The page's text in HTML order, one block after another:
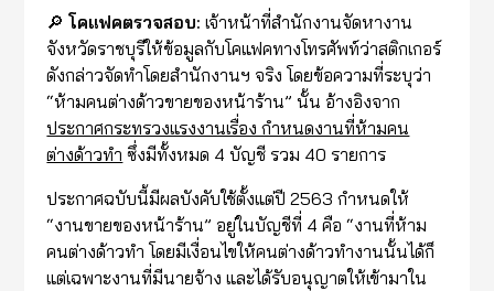
🔎โคแฟคตรวจสอบ: เจ้าหน้าที่สำนักงานจัดหางาน
จังหวัดราชบุรีให้ข้อมูลกับโคแฟคทางโทรศัพท์ว่าสติกเกอร์
ดังกล่าวจัดทำโดยสำนักงานฯ จริง โดยข้อความที่ระบุว่า
“ห้ามคนต่างด้าวขายของหน้าร้าน” นั้น อ้างอิงจาก
ประกาศกระทรวงแรงงานเรื่อง กำหนดงานที่ห้ามคน
ต่างด้าวทำ ซึ่งมีทั้งหมด 4 บัญชี รวม 40 รายการ
ประกาศฉบับนี้มีผลบังคับใช้ตั้งแต่ปี 2563 กำหนดให้
“งานขายของหน้าร้าน” อยู่ในบัญชีที่ 4 คือ “งานที่ห้าม
คนต่างด้าวทำ โดยมีเงื่อนไขให้คนต่างด้าวทำงานนั้นได้ก็
แต่เฉพาะงานที่มีนายจ้าง และได้รับอนุญาตให้เข้ามาใน